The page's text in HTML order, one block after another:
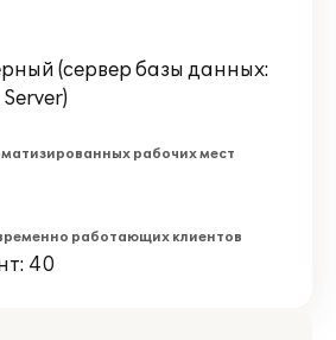
(сервер базы данных:
рабочих мест
работающих клиентов
40